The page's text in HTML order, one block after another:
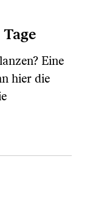
Eine
hier die